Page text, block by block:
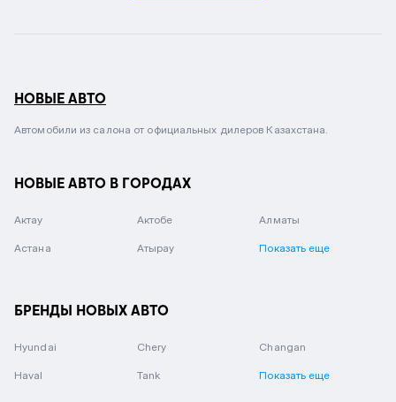
НОВЫЕ АВТО
Автомобили из салона от официальных дилеров Казахстана.
НОВЫЕ АВТО В ГОРОДАХ
Актау Актобе Алматы
Астана Атырау Показать еще
БРЕНДЫ НОВЫХ АВТО
Hyundai Chery Changan
Haval Tank Показать еще